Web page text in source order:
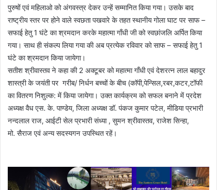
पुरुषों एवं महिलाओ को अंगवस्त्र देकर उन्हें सम्मानित किया गया। उसके बाद
राष्ट्रीय स्तर पर होने वाले स्वछता पखवारे के तहत स्थानीय गोला घाट पर साफ –
सफाई हेतु 1 घंटे का श्रमदान करके महात्मा गाँधी जी को स्वछांजलि अर्पित किया
गया। साथ ही संकल्प लिया गया की अब प्रत्येक रविवार को साफ – सफाई हेतु 1
घंटे का श्रमदान किया जायेगा।
सतीश श्रीवास्तव ने कहा की 2 अक्टूबर को महात्मा गाँधी एवं देशरत्न लाल बहादुर
शास्त्री के जयंती पर गरीब/ निर्धन बच्चों के बीच (कॉपी,पेन्सिल,रबर,कटर,टॉफी
का वितरण निशुल्क: में किया जायेगा। उक्त कार्यक्रम को सफल बनाने में प्रदेश
अध्यक्ष वैध एस. के. पाण्डेय, जिला अध्यक्ष डॉ. पंकज कुमार पटेल, मीडिया प्रभारी
नन्दलाल राज, आईटी सेल प्रभारी संध्या , सुमन श्रीवास्तव, राजेश सिन्हा,
मो. सैराज एवं अन्य सदस्यगन उपस्थित रहें।